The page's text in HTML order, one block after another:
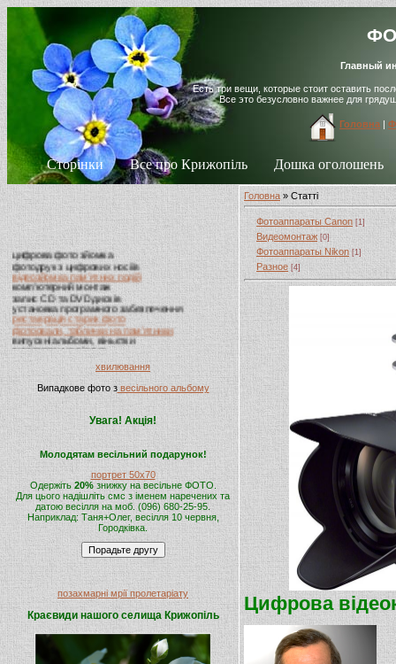
Главный
Есть три вещи, которые стоит оставить
Все это безусловно важнее для
Головна
Сторінки Все про Крижопіль Дошка оголошень
цифрова фото зйомка
фотодрук з цифрових носіїв
відеозйомка пам'ятних подій
комп'ютерний монтаж
запис CD та DVD дисків
установка програмного забезпечення
реставрація старих фото
фотоовали, таблички на пам'ятники
випускні альбоми, віньєтки
виготовлення візиток
хвилювання
Випадкове фото звесільного альбому
Увага! Акція!
Молодятам весільний подарунок!
портрет 50х70
Одержіть20%знижку на весільне ФОТО.
Для цього надішліть смс з іменем наречених та
датою весілля на моб. (096) 680-25-95.
Наприклад: Таня+Олег, весілля 10 червня,
Городківка.
позахмарні мрії пролетаріату
Краєвиди нашого селища Крижопіль
Головна » Статті
Фотоаппараты Canon [1]
Видеомонтаж [0]
Фотоаппараты Nikon [1]
Разное [4]
Цифрова